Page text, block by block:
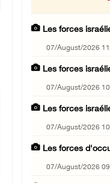
Les forces
07/August/2026
Les forces
07/August/2026
Les forces
07/August/2026
Les forces
07/August/2026